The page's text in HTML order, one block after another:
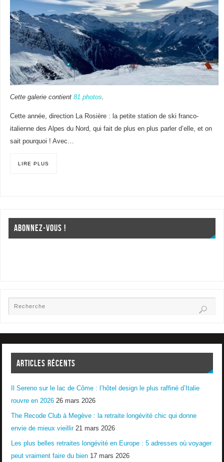
Cette galerie contient 81 photos
Cette année, direction La Rosière : la petite station de ski franco-
italienne des Alpes du Nord, qui fait de plus en plus parler d’elle, et on
sait pourquoi ! Avec…
LIRE PLUS
ABONNEZ-VOUS !
ARTICLES RÉCENTS
Il Sereno sur le lac de Côme : l’hôtel design le plus raffiné d’Italie
rouvre en 2026 26 mars 2026
The Recode Club à Megève : la retraite longévité chic qui donne
envie de mieux vieillir 21 mars 2026
Les plus belles retraites longévité en Europe : 5 adresses où voyager
peut vraiment faire du bien 17 mars 2026